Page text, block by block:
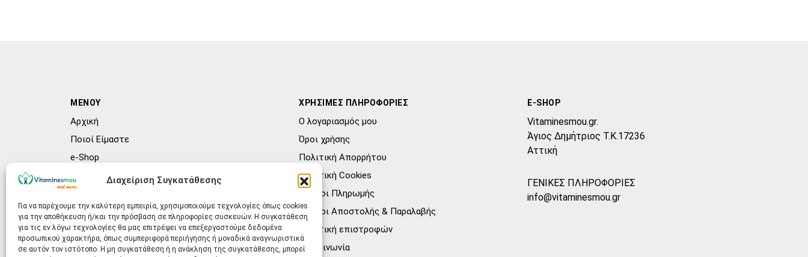
Διαχείριση Συγκατάθεσης
Για να παρέχουμε την καλύτερη εμπειρία, χρησιμοποιούμε τεχνολογίες όπως cookies
για την αποθήκευση ή/και την πρόσβαση σε πληροφορίες συσκευών. Η συγκατάθεση
για τις εν λόγω τεχνολογίες θα μας επιτρέψει να επεξεργαστούμε δεδομένα
προσωπικού χαρακτήρα, όπως συμπεριφορά περιήγησης ή μοναδικά αναγνωριστικά
σε αυτόν τον ιστότοπο. Η μη συγκατάθεση ή η ανάκληση της συγκατάθεσης, μπορεί
ΜΕΝΟΥ
Αρχική
Ποιοί Είμαστε
e-Shop
Συχνές ερωτήσεις (FAQs)
ΧΡΗΣΙΜΕΣ ΠΛΗΡΟΦΟΡΙΕΣ
Ο λογαριασμός μου
Όροι χρήσης
Πολιτική Απορρήτου
Πολιτική Cookies
Τρόποι Πληρωμής
Τρόποι Αποστολής & Παραλαβής
Πολιτική επιστροφών
Επικοινωνία
E-SHOP
Vitaminesmou.gr.
Άγιος Δημήτριος T.K.17236
Αττική
ΓΕΝΙΚΕΣ ΠΛΗΡΟΦΟΡΙΕΣ
info@vitaminesmou.gr